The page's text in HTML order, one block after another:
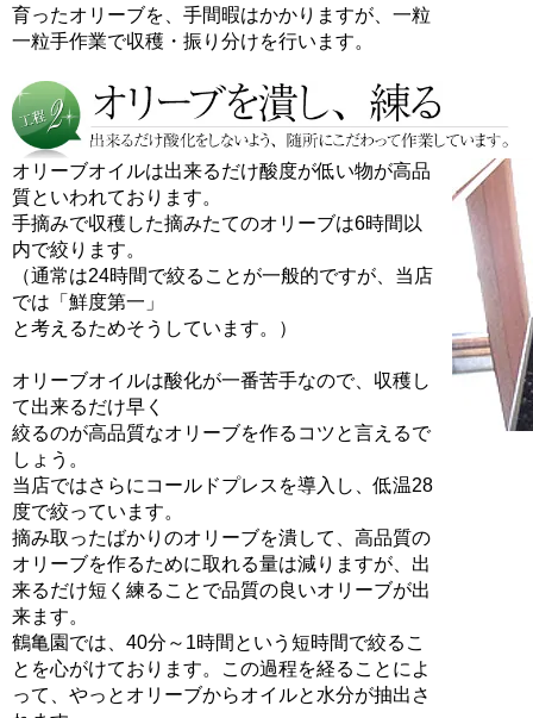
育ったオリーブを、手間暇はかかりますが、一粒
一粒手作業で収穫・振り分けを行います。
オリーブオイルは出来るだけ酸度が低い物が高品
質といわれております。
手摘みで収穫した摘みたてのオリーブは6時間以
内で絞ります。
（通常は24時間で絞ることが一般的ですが、当店
では「鮮度第一」
と考えるためそうしています。）
オリーブオイルは酸化が一番苦手なので、収穫し
て出来るだけ早く
絞るのが高品質なオリーブを作るコツと言えるで
しょう。
当店ではさらにコールドプレスを導入し、低温28
度で絞っています。
摘み取ったばかりのオリーブを潰して、高品質の
オリーブを作るために取れる量は減りますが、出
来るだけ短く練ることで品質の良いオリーブが出
来ます。
鶴亀園では、40分～1時間という短時間で絞るこ
とを心がけております。この過程を経ることによ
って、やっとオリーブからオイルと水分が抽出さ